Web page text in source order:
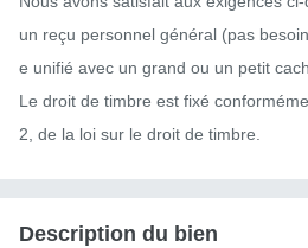
un reçu personnel général (pas
e unifié avec un grand ou un petit
Le droit de timbre est fixé
2, de la loi sur le droit de timbre.
Description du bien